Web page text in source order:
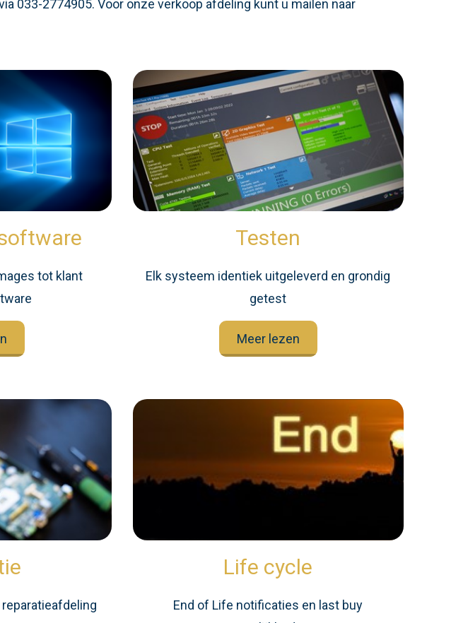
033-2774905. Voor onze verkoop afdeling kunt u mailen naar
tot klant
Testen
Elk systeem identiek uitgeleverd en grondig
getest
Meer lezen
Life cycle
End of Life notificaties en last buy